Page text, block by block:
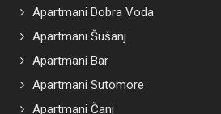
Apartmani Dobra Voda
Apartmani Šušanj
Apartmani Bar
Apartmani Sutomore
Apartmani Čanj